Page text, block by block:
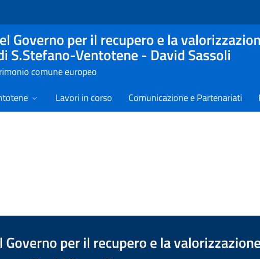
Governo per il recupero e la
S.Stefano-Ventotene - David Sassoli
comune europeo
Lavori in corso Comunicazione e Partenariati
per il recupero e la